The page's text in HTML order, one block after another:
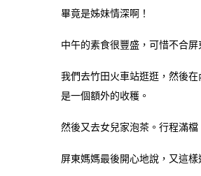
畢竟是姊妹情深啊！
中午的素食很豐盛，可惜不合屏
我們去竹田火車站逛逛，然後
是一個額外的收穫。
然後又去女兒家泡茶。行程滿檔
屏東媽媽最後開心地說，又這樣